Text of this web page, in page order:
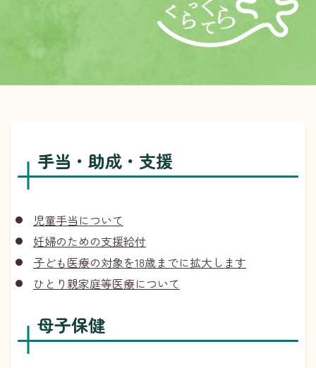
手当・助成・支援
児童手当について
妊婦のための支援給付
子ども医療の対象を18歳までに拡大します
ひとり親家庭等医療について
母子保健